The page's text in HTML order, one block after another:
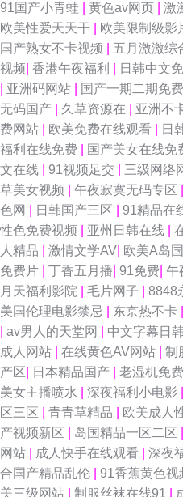
91国产小青蛙
黄色av网页 激
欧美性爱天天干
欧美限制级影
国产熟女不卡视频
五月激激综
视频 香港午夜福利 日韩中文
亚洲码网站 国产一期二期免费
无码国产
久草资源在 亚洲不
费网站
欧美免费在线观看 日
福利在线免费
国产美女在线免
文在线
91视频足交 三级网络
草美女视频
午夜寂寞无码专区
色网
日韩国产三区 91精品在
性色免费视频
亚州日韩在线
人精品
激情文学AV 欧美A岛国
免费片
丁香五月播 91免费 午
月天福利影院
毛片网子 8848
美国伦理电影禁忌
东京热不卡
av男人的天堂网 中文字幕日
成人网站
在线黄色AV网站 制
产区
日本精品国产 老湿机免
美女主播喷水
深夜福利小电影
区三区
青青草精品 欧美成人
产视频新区
岛国精品一区二区
网站
成人快手在线观看 深夜
合国产精品乱伦
91香蕉黄色视
美三级网站
制服丝袜在线91